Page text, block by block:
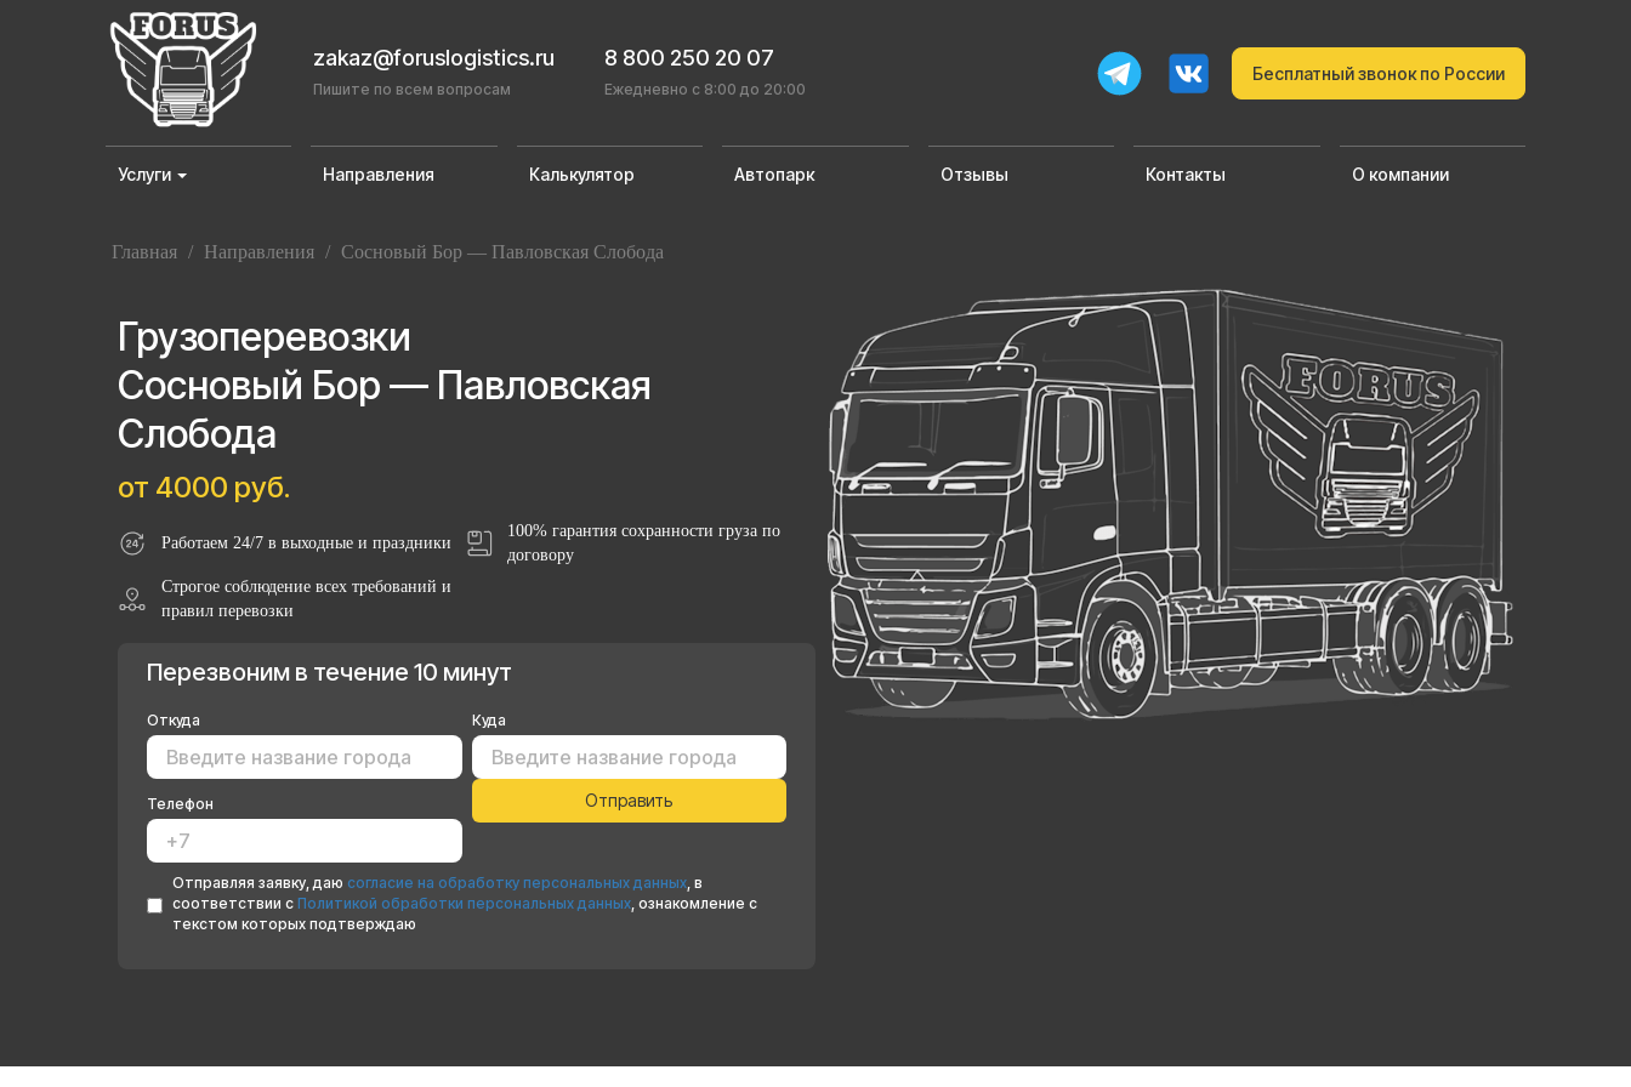
zakaz@foruslogistics.ru
Пишите по всем вопросам
8 800 250 20 07
Ежедневно с 8:00 до 20:00
Бесплатный звонок по России
Услуги Направления Калькулятор Автопарк Отзывы Контакты О компании
Главная / Направления / Сосновый Бор — Павловская Слобода
Грузоперевозки
Сосновый Бор — Павловская
Слобода
от 4000 руб.
Работаем 24/7 в выходные и праздники
100% гарантия сохранности груза по
договору
Строгое соблюдение всех требований и
правил перевозки
Перезвоним в течение 10 минут
Откуда Куда
Телефон
Отправляя заявку, даю согласие на обработку персональных данных, в
соответствии с Политикой обработки персональных данных, ознакомление с
текстом которых подтверждаю